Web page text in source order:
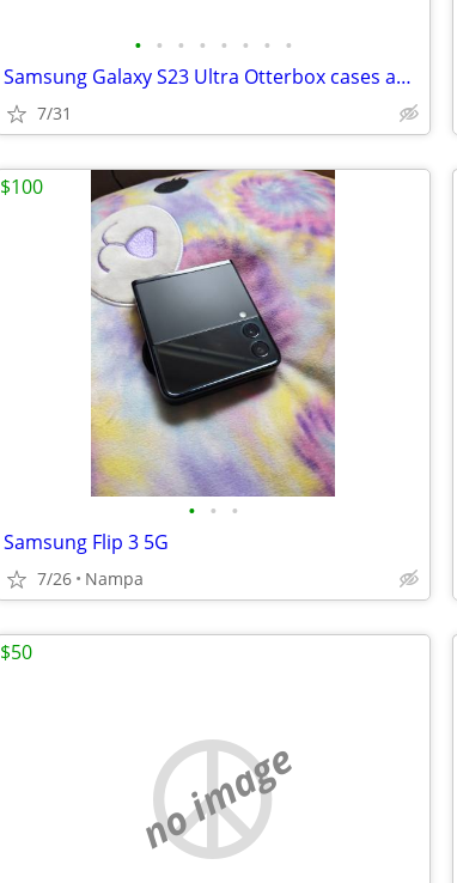
• • • • • • • •
Samsung Galaxy S23 Ultra Otterbox cases and screen protectors
7/31
• • •
Samsung Flip 3 5G
7/26 Nampa
$100
no image
$50